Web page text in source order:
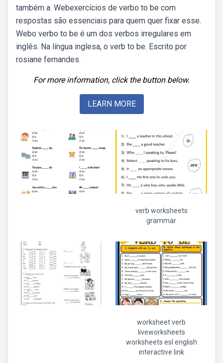
também a. Webexercícios de verbo to be com
respostas são essenciais para quem quer fixar esse.
Webo verbo to be é um dos verbos irregulares em
inglês. Na língua inglesa, o verb to be. Escrito por
rosiane fernandes.
For more information, click the button below.
LEARN MORE
verb worksheets
grammar
worksheet verb
liveworksheets
worksheets esl english
interactive link